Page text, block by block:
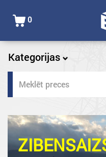
0
Kategorijas
Products
search